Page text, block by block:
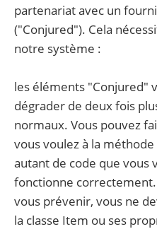
partenariat avec un
("Conjured"). Cela
notre système :
les éléments "Conjured"
dégrader de deux fois
normaux. Vous pouvez
vous voulez à la
autant de code que vous
fonctionne
vous prévenir, vous ne
la classe Item ou ses